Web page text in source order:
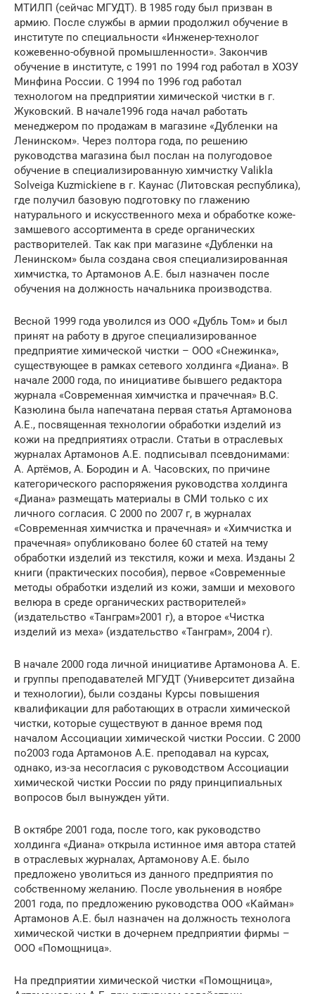
МТИЛП (сейчас МГУДТ). В 1985 году был призван в
армию. После службы в армии продолжил обучение в
институте по специальности «Инженер-технолог
кожевенно-обувной промышленности». Закончив
обучение в институте, с 1991 по 1994 год работал в ХОЗУ
Минфина России. С 1994 по 1996 год работал
технологом на предприятии химической чистки в г.
Жуковский. В начале1996 года начал работать
менеджером по продажам в магазине «Дубленки на
Ленинском». Через полтора года, по решению
руководства магазина был послан на полугодовое
обучение в специализированную химчистку Valikla
Solveiga Kuzmickiene в г. Каунас (Литовская республика),
где получил базовую подготовку по глажению
натурального и искусственного меха и обработке коже-
замшевого ассортимента в среде органических
растворителей. Так как при магазине «Дубленки на
Ленинском» была создана своя специализированная
химчистка, то Артамонов А.Е. был назначен после
обучения на должность начальника производства.
Весной 1999 года уволился из ООО «Дубль Том» и был
принят на работу в другое специализированное
предприятие химической чистки – ООО «Снежинка»,
существующее в рамках сетевого холдинга «Диана». В
начале 2000 года, по инициативе бывшего редактора
журнала «Современная химчистка и прачечная» В.С.
Казюлина была напечатана первая статья Артамонова
А.Е., посвященная технологии обработки изделий из
кожи на предприятиях отрасли. Статьи в отраслевых
журналах Артамонов А.Е. подписывал псевдонимами:
А. Артёмов, А. Бородин и А. Часовских, по причине
категорического распоряжения руководства холдинга
«Диана» размещать материалы в СМИ только с их
личного согласия. С 2000 по 2007 г, в журналах
«Современная химчистка и прачечная» и «Химчистка и
прачечная» опубликовано более 60 статей на тему
обработки изделий из текстиля, кожи и меха. Изданы 2
книги (практических пособия), первое «Современные
методы обработки изделий из кожи, замши и мехового
велюра в среде органических растворителей»
(издательство «Танграм»2001 г), а второе «Чистка
изделий из меха» (издательство «Танграм», 2004 г).
В начале 2000 года личной инициативе Артамонова А. Е.
и группы преподавателей МГУДТ (Университет дизайна
и технологии), были созданы Курсы повышения
квалификации для работающих в отрасли химической
чистки, которые существуют в данное время под
началом Ассоциации химической чистки России. С 2000
по2003 года Артамонов А.Е. преподавал на курсах,
однако, из-за несогласия с руководством Ассоциации
химической чистки России по ряду принципиальных
вопросов был вынужден уйти.
В октябре 2001 года, после того, как руководство
холдинга «Диана» открыла истинное имя автора статей
в отраслевых журналах, Артамонову А.Е. было
предложено уволиться из данного предприятия по
собственному желанию. После увольнения в ноябре
2001 года, по предложению руководства ООО «Кайман»
Артамонов А.Е. был назначен на должность технолога
химической чистки в дочернем предприятии фирмы –
ООО «Помощница».
На предприятии химической чистки «Помощница»,